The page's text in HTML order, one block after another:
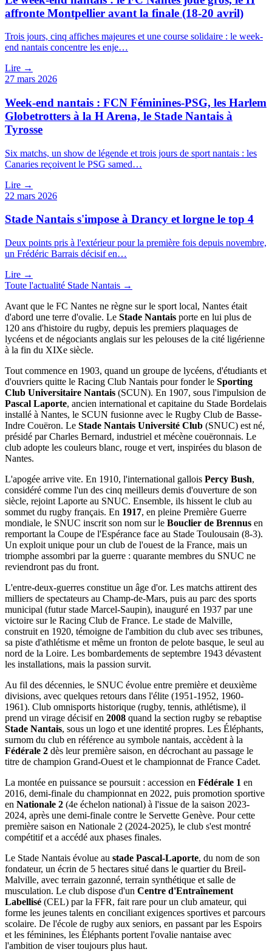
affronte Montpellier avant la finale (18-20 avril)
Trois jours, cinq affiches majeures et une course solidaire : le week-
end nantais concentre les enje…
Lire →
27 mars 2026
Week-end nantais : FCN Féminines-PSG, les Harlem
Globetrotters à la H Arena, le Stade Nantais à
Tyrosse
Six matchs, un show de légende et trois jours de sport nantais : les
Canaries reçoivent le PSG samed…
Lire →
22 mars 2026
Stade Nantais s'impose à Drancy et lorgne le top 4
Deux points pris à l'extérieur pour la première fois depuis novembre,
un Frédéric Barrais décisif en…
Lire →
Toute l'actualité Stade Nantais →
Avant que le FC Nantes ne règne sur le sport local, Nantes était
d'abord une terre d'ovalie. Le Stade Nantais porte en lui plus de
120 ans d'histoire du rugby, depuis les premiers plaquages de
lycéens et de négociants anglais sur les pelouses de la cité ligérienne
à la fin du XIXe siècle.
Tout commence en 1903, quand un groupe de lycéens, d'étudiants et
d'ouvriers quitte le Racing Club Nantais pour fonder le Sporting
Club Universitaire Nantais (SCUN). En 1907, sous l'impulsion de
Pascal Laporte, ancien international et capitaine du Stade Bordelais
installé à Nantes, le SCUN fusionne avec le Rugby Club de Basse-
Indre Couëron. Le Stade Nantais Université Club (SNUC) est né,
présidé par Charles Bernard, industriel et mécène couëronnais. Le
club adopte les couleurs blanc, rouge et vert, inspirées du blason de
Nantes.
L'apogée arrive vite. En 1910, l'international gallois Percy Bush,
considéré comme l'un des cinq meilleurs demis d'ouverture de son
siècle, rejoint Laporte au SNUC. Ensemble, ils hissent le club au
sommet du rugby français. En 1917, en pleine Première Guerre
mondiale, le SNUC inscrit son nom sur le Bouclier de Brennus en
remportant la Coupe de l'Espérance face au Stade Toulousain (8-3).
Un exploit unique pour un club de l'ouest de la France, mais un
triomphe assombri par la guerre : quarante membres du SNUC ne
reviendront pas du front.
L'entre-deux-guerres constitue un âge d'or. Les matchs attirent des
milliers de spectateurs au Champ-de-Mars, puis au parc des sports
municipal (futur stade Marcel-Saupin), inauguré en 1937 par une
victoire sur le Racing Club de France. Le stade de Malville,
construit en 1920, témoigne de l'ambition du club avec ses tribunes,
sa piste d'athlétisme et même un fronton de pelote basque, le seul au
nord de la Loire. Les bombardements de septembre 1943 dévastent
les installations, mais la passion survit.
Au fil des décennies, le SNUC évolue entre première et deuxième
divisions, avec quelques retours dans l'élite (1951-1952, 1960-
1961). Club omnisports historique (rugby, tennis, athlétisme), il
prend un virage décisif en 2008 quand la section rugby se rebaptise
Stade Nantais, sous un logo et une identité propres. Les Éléphants,
surnom du club en référence au symbole nantais, accèdent à la
Fédérale 2 dès leur première saison, en décrochant au passage le
titre de champion Grand-Ouest et le championnat de France Cadet.
La montée en puissance se poursuit : accession en Fédérale 1 en
2016, demi-finale du championnat en 2022, puis promotion sportive
en Nationale 2 (4e échelon national) à l'issue de la saison 2023-
2024, après une demi-finale contre le Servette Genève. Pour cette
première saison en Nationale 2 (2024-2025), le club s'est montré
compétitif et a accédé aux phases finales.
Le Stade Nantais évolue au stade Pascal-Laporte, du nom de son
fondateur, un écrin de 5 hectares situé dans le quartier du Breil-
Malville, avec terrain gazonné, terrain synthétique et salle de
musculation. Le club dispose d'un Centre d'Entraînement
Labellisé (CEL) par la FFR, fait rare pour un club amateur, qui
forme les jeunes talents en conciliant exigences sportives et parcours
scolaire. De l'école de rugby aux seniors, en passant par les Espoirs
et les féminines, les Éléphants portent l'ovalie nantaise avec
l'ambition de viser toujours plus haut.